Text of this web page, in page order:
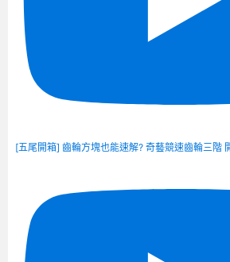
[五尾開箱] 齒輪方塊也能速解? 奇藝競速齒輪三階